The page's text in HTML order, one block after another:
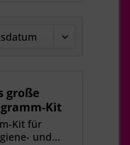
große
Kit
Kit für
und...